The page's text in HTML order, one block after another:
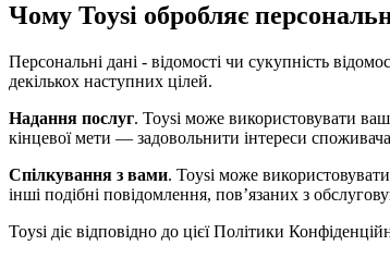
Чому Toysi обробляє
Персональні дані - відомості чи сукупність
декількох наступних цілей.
Надання послуг. Toysi може використовувати
кінцевої мети — задовольнити інтереси
Спілкування з вами. Toysi може
інші подібні повідомлення, пов’язаних з
Toysi діє відповідно до цієї Політики